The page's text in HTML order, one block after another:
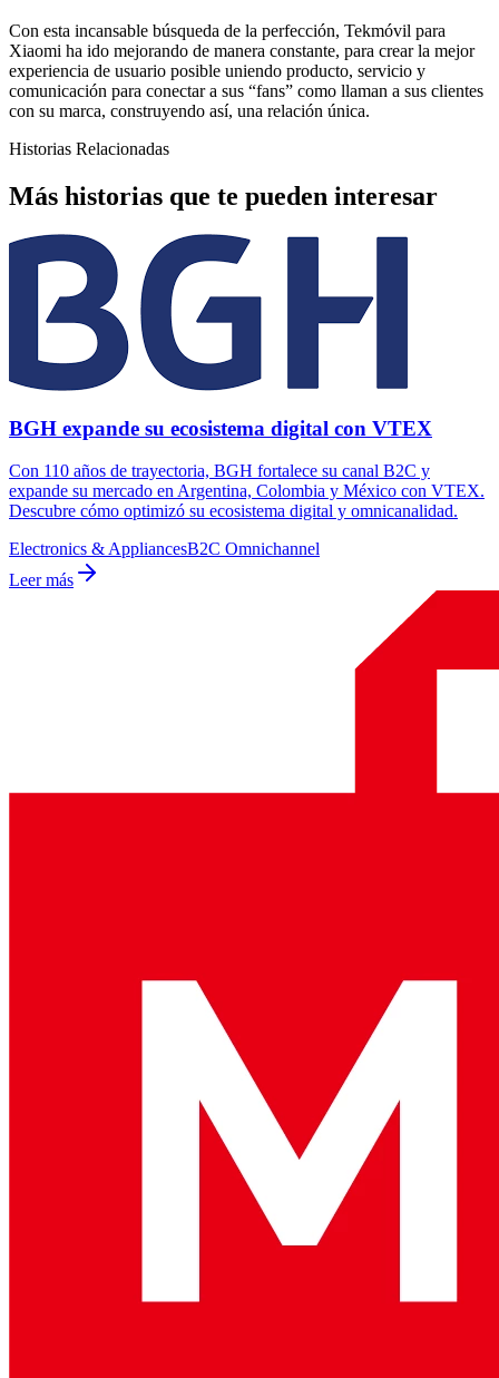
Con esta incansable búsqueda de la perfección, Tekmóvil para
Xiaomi ha ido mejorando de manera constante, para crear la mejor
experiencia de usuario posible uniendo producto, servicio y
comunicación para conectar a sus “fans” como llaman a sus clientes
con su marca, construyendo así, una relación única.
Historias Relacionadas
Más historias que te pueden interesar
BGH expande su ecosistema digital con VTEX
Con 110 años de trayectoria, BGH fortalece su canal B2C y
expande su mercado en Argentina, Colombia y México con VTEX.
Descubre cómo optimizó su ecosistema digital y omnicanalidad.
Electronics & AppliancesB2C Omnichannel
Leer más